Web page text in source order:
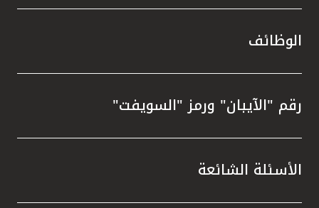
الوظائف
رقم "الآيبان" ورمز "السويفت"
الأسئلة الشائعة